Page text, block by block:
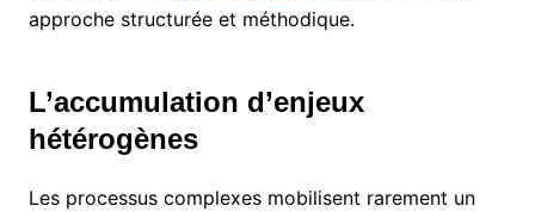
approche structurée et méthodique.
L’accumulation d’enjeux
hétérogènes
Les processus complexes mobilisent rarement un